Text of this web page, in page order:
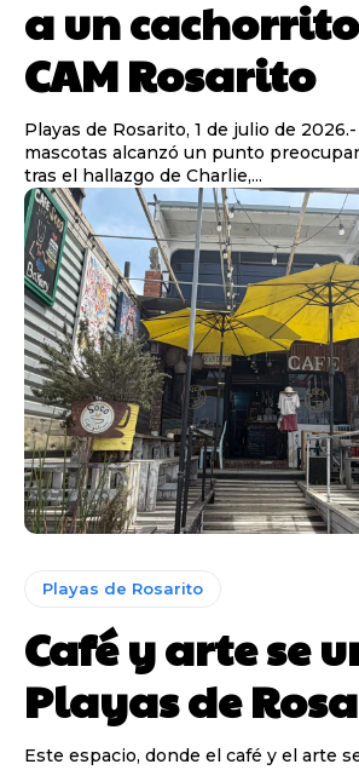
a un
CAM Rosarito
Playas de Rosarito, 1 de julio de
mascotas alcanzó un punto
tras el hallazgo de Charlie,...
Playas de Rosarito
Café y arte se
Playas de
Este espacio, donde el café y el arte